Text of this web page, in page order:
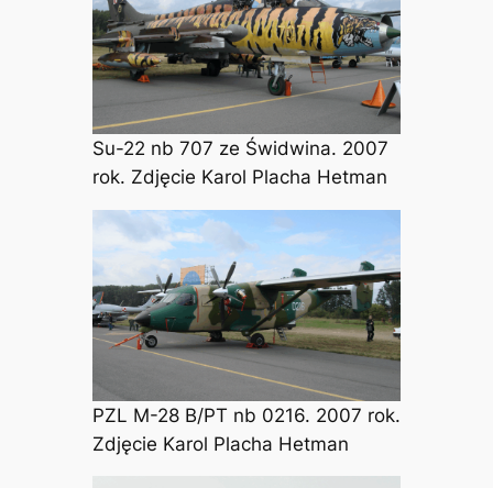
Su-22 nb 707 ze Świdwina. 2007
rok. Zdjęcie Karol Placha Hetman
PZL M-28 B/PT nb 0216. 2007 rok.
Zdjęcie Karol Placha Hetman